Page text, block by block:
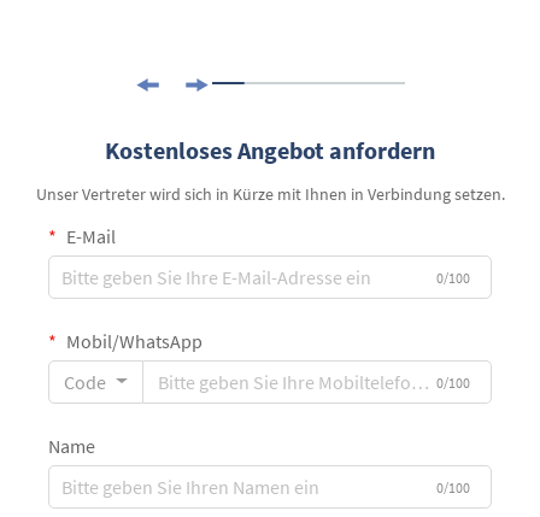
Kostenloses Angebot anfordern
Unser Vertreter wird sich in Kürze mit Ihnen in Verbindung setzen.
E-Mail
0/100
Mobil/WhatsApp
Code
0/100
Name
0/100